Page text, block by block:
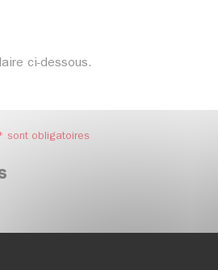
ci-dessous.
sont obligatoires